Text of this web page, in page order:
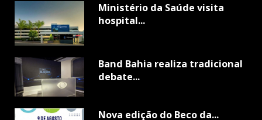
Ministério da Saúde visita
hospital...
Band Bahia realiza tradicional
debate...
Nova edição do Beco da...